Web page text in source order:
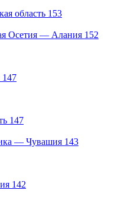
область 153
Осетия — Алания 152
147
147
— Чувашия 143
142